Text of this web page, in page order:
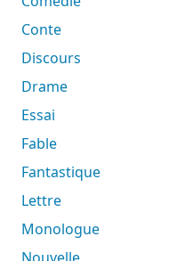
Conte
Discours
Drame
Essai
Fable
Fantastique
Lettre
Monologue